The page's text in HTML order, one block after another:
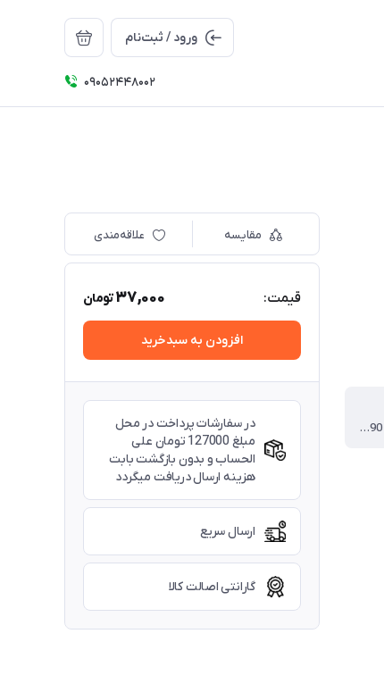
ورود / ثبت‌نام
09052448002
206 ، هایما ، ال 90 ، و...
مقایسه علاقه‌مندی
قیمت: 37,000تومان
افزودن به سبدخرید
در سفارشات پرداخت در محل
مبلغ 127000 تومان علی
الحساب و بدون بازگشت بابت
هزینه ارسال دریافت میگردد
ارسال سریع
گارانتی اصالت کالا